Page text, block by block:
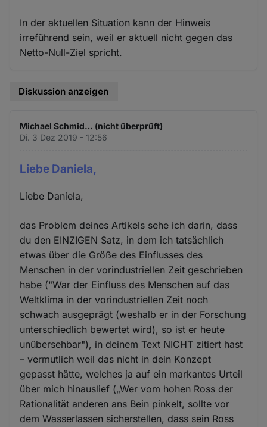
In der aktuellen Situation kann der Hinweis
irreführend sein, weil er aktuell nicht gegen das
Netto-Null-Ziel spricht.
Diskussion anzeigen
Michael Schmid… (nicht überprüft)
Di. 3 Dez 2019 - 12:56
Liebe Daniela,
Liebe Daniela,
das Problem deines Artikels sehe ich darin, dass
du den EINZIGEN Satz, in dem ich tatsächlich
etwas über die Größe des Einflusses des
Menschen in der vorindustriellen Zeit geschrieben
habe ("War der Einfluss des Menschen auf das
Weltklima in der vorindustriellen Zeit noch
schwach ausgeprägt (weshalb er in der Forschung
unterschiedlich bewertet wird), so ist er heute
unübersehbar"), in deinem Text NICHT zitiert hast
– vermutlich weil das nicht in dein Konzept
gepasst hätte, welches ja auf ein markantes Urteil
über mich hinauslief („Wer vom hohen Ross der
Rationalität anderen ans Bein pinkelt, sollte vor
dem Wasserlassen sicherstellen, dass sein Ross